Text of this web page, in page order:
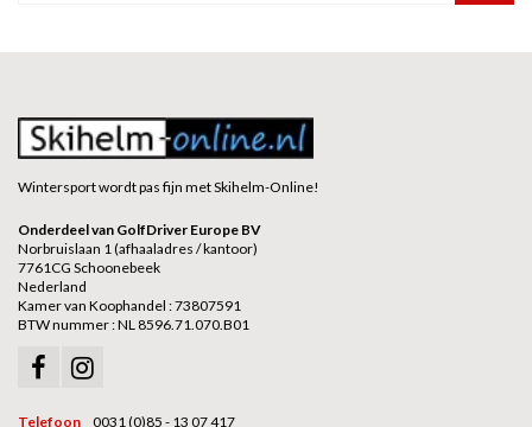
Wintersport wordt pas fijn met Skihelm-Online!
Onderdeel van GolfDriver Europe BV
Norbruislaan 1 (afhaaladres / kantoor)
7761CG Schoonebeek
Nederland
Kamer van Koophandel : 73807591
BTW nummer : NL 8596.71.070.B01
Telefoon 0031 (0)85 - 13 07 417